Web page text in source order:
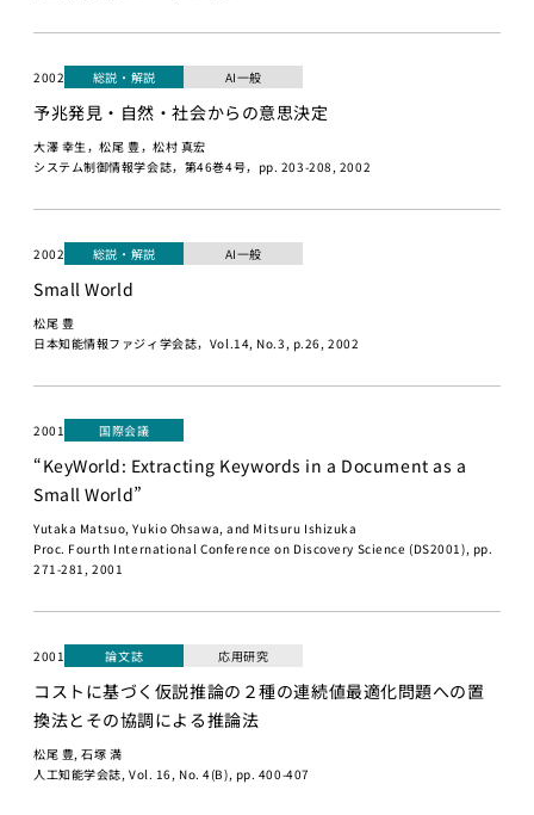
と機械学習
Deep
Learning基
礎
深層学習
Learning 基
礎講座
Deep
深層強化
学習
深層生成
モデル
大規模言
講座1
大規模言語モ
知能ロボティ
創造的も
採用・学生募集
研究員採用
2002 総説・解説 AI一般
予兆発見・自然・社会からの意思決定
大澤 幸生，松尾 豊，松村 真宏
システム制御情報学会誌，第46巻4号，pp. 203-208, 2002
2002 総説・解説 AI一般
Small World
松尾 豊
日本知能情報ファジィ学会誌，Vol.14, No.3, p.26, 2002
2001 国際会議
“KeyWorld: Extracting Keywords in a Document as a
Small World”
Yutaka Matsuo, Yukio Ohsawa, and Mitsuru Ishizuka
Proc. Fourth International Conference on Discovery Science (DS2001), pp.
271-281, 2001
2001 論文誌 応用研究
コストに基づく仮説推論の２種の連続値最適化問題への置
換法とその協調による推論法
松尾 豊, 石塚 満
人工知能学会誌, Vol. 16, No. 4(B), pp. 400-407